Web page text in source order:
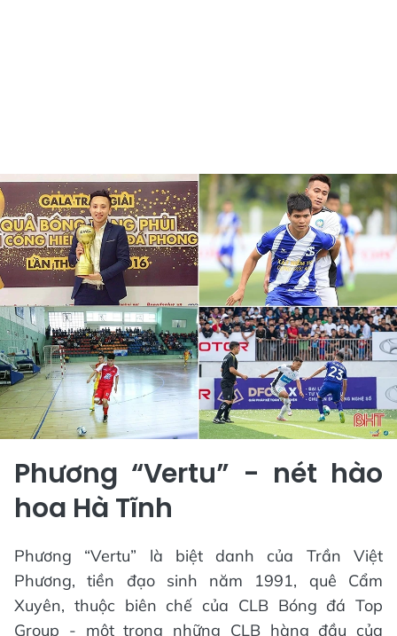
Phương “Vertu” - nét hào
hoa Hà Tĩnh
Phương “Vertu” là biệt danh của Trần Việt
Phương, tiền đạo sinh năm 1991, quê Cẩm
Xuyên, thuộc biên chế của CLB Bóng đá Top
Group - một trong những CLB hàng đầu của